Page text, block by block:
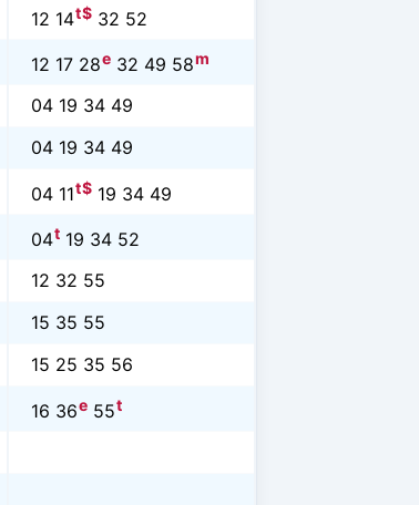
12 14t$ 32 52
12 17 28e 32 49 58m
04 19 34 49
04 19 34 49
04 11t$ 19 34 49
04t 19 34 52
12 32 55
15 35 55
15 25 35 56
16 36e 55t